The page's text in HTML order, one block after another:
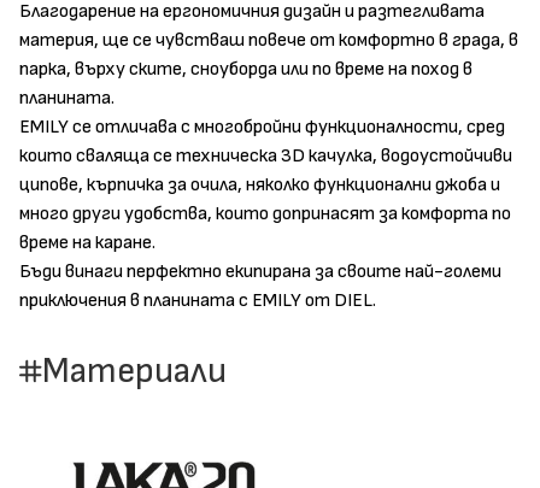
Благодарение на ергономичния дизайн и разтегливата
материя, ще се чувстваш повече от комфортно в града, в
парка, върху ските, сноуборда или по време на поход в
планината.
EMILY се отличава с многобройни функционалности, сред
които сваляща се техническа 3D качулка, водоустойчиви
ципове, кърпичка за очила, няколко функционални джоба и
много други удобства, които допринасят за комфорта по
време на каране.
Бъди винаги перфектно екипирана за своите най-големи
приключения в планината с EMILY от DIEL.
Материали